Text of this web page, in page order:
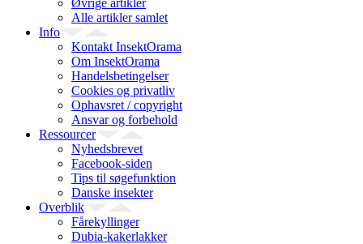
Øvrige artikler
Alle artikler samlet
Info
Kontakt InsektOrama
Om InsektOrama
Handelsbetingelser
Cookies og privatliv
Ophavsret / copyright
Ansvar og forbehold
Ressourcer
Nyhedsbrevet
Facebook-siden
Tips til søgefunktion
Danske insekter
Overblik
Fårekyllinger
Dubia-kakerlakker